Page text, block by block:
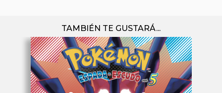
TAMBIÉN TE GUSTARÁ...